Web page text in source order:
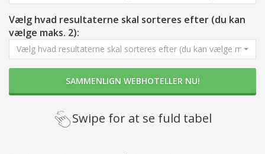
Vælg hvad resultaterne skal sorteres efter (du kan
vælge maks. 2):
Vælg hvad resultaterne skal sorteres efter (du kan vælge maks.
SAMMENLIGN WEBHOTELLER NU!
Swipe for at se fuld tabel